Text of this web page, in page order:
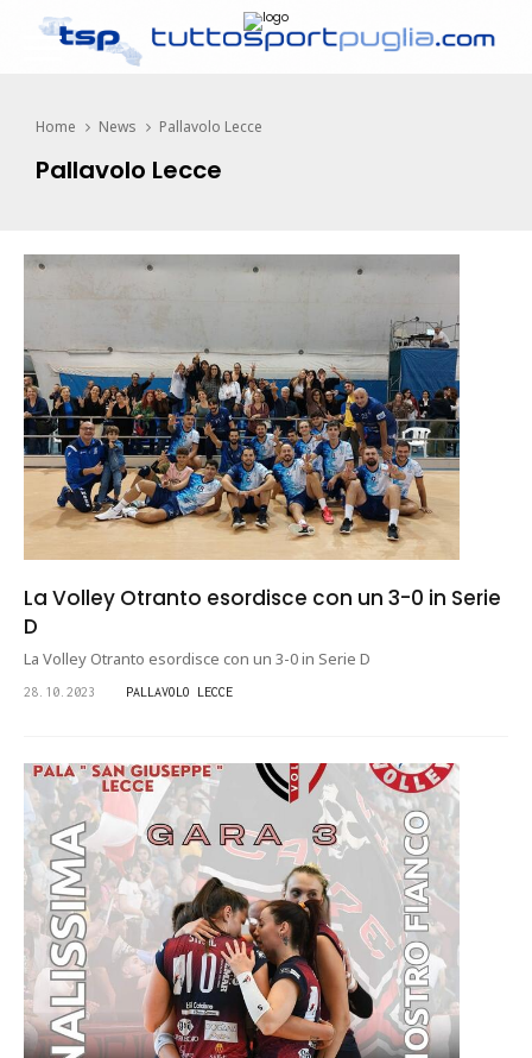
Home News Pallavolo Lecce
Pallavolo Lecce
La Volley Otranto esordisce con un 3-0 in Serie
D
La Volley Otranto esordisce con un 3-0 in Serie D
28.10.2023 PALLAVOLO LECCE